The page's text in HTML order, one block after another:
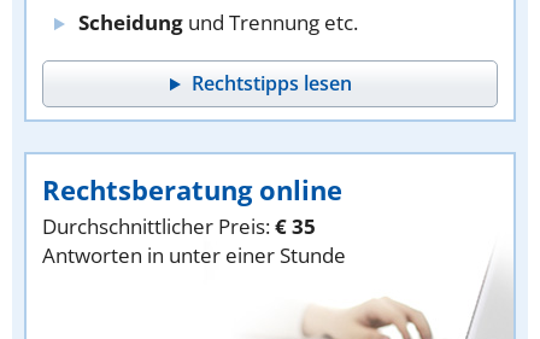
Scheidung und Trennung etc.
Rechtstipps lesen
Rechtsberatung online
Durchschnittlicher Preis:€ 35
Antworten in unter einer Stunde